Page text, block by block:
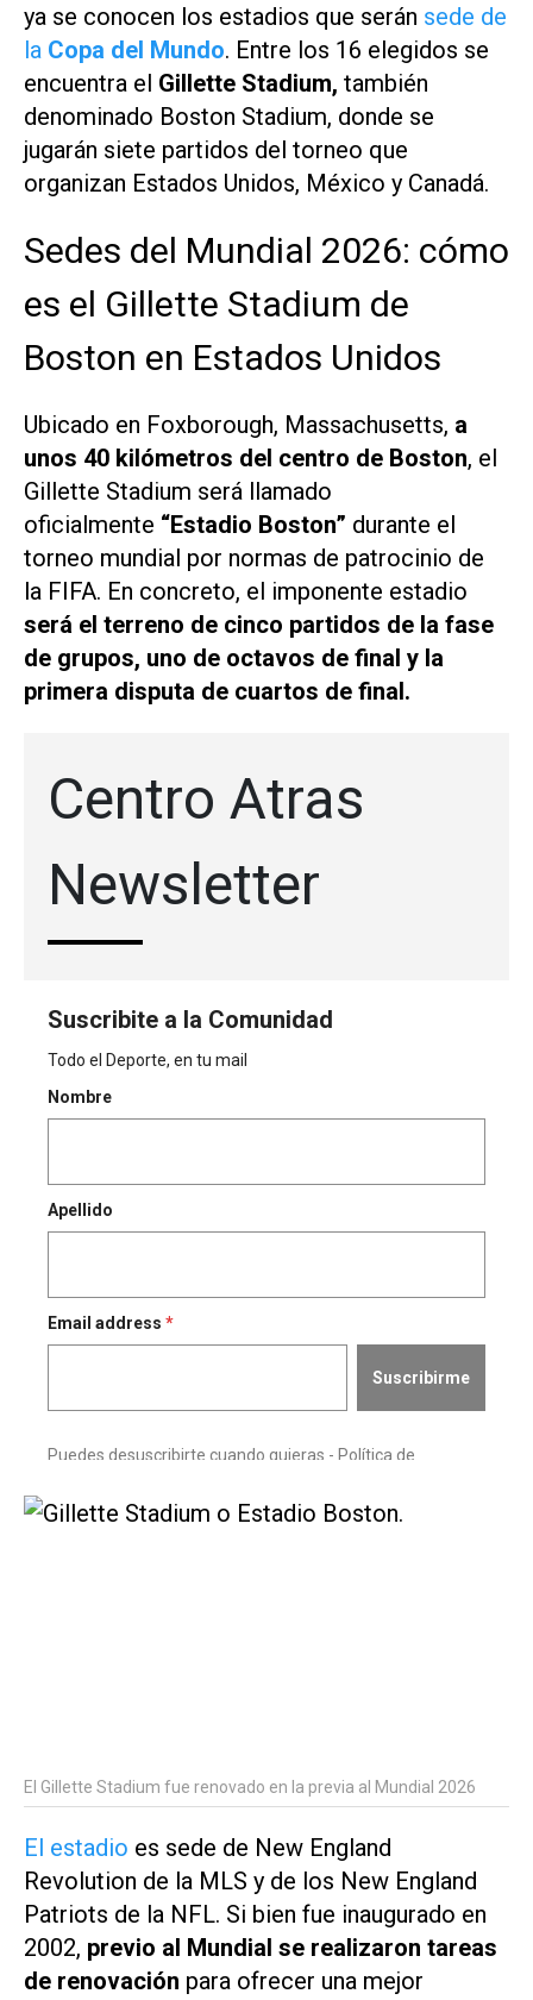
ya se conocen los estadios que serán sede de
la Copa del Mundo. Entre los 16 elegidos se
encuentra el Gillette Stadium, también
denominado Boston Stadium, donde se
jugarán siete partidos del torneo que
organizan Estados Unidos, México y Canadá.
Sedes del Mundial 2026: cómo
es el Gillette Stadium de
Boston en Estados Unidos
Ubicado en Foxborough, Massachusetts, a
unos 40 kilómetros del centro de Boston, el
Gillette Stadium será llamado
oficialmente “Estadio Boston” durante el
torneo mundial por normas de patrocinio de
la FIFA. En concreto, el imponente estadio
será el terreno de cinco partidos de la fase
de grupos, uno de octavos de final y la
primera disputa de cuartos de final.
El Gillette Stadium fue renovado en la previa al Mundial 2026
El estadio es sede de New England
Revolution de la MLS y de los New England
Patriots de la NFL. Si bien fue inaugurado en
2002, previo al Mundial se realizaron tareas
de renovación para ofrecer una mejor